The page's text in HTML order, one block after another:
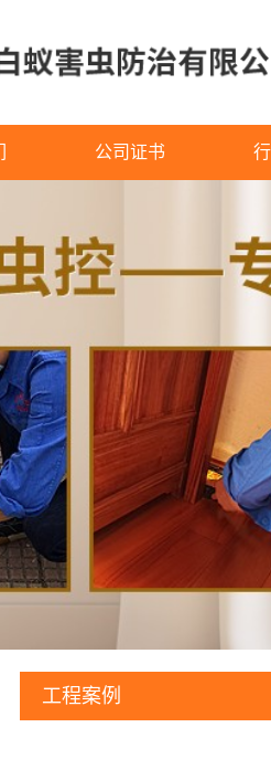
公司证书
工程案例